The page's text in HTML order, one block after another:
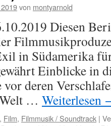
von montyarnold
Diesen
in Südamerika
Einblicke in
deren
… Weiterlesen
, Film, Filmmusik / Soundtrack |